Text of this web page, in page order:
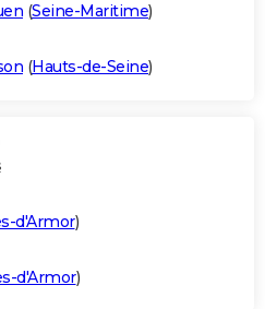
(Seine-Maritime)
(Hauts-de-Seine)
d'Armor)
d'Armor)